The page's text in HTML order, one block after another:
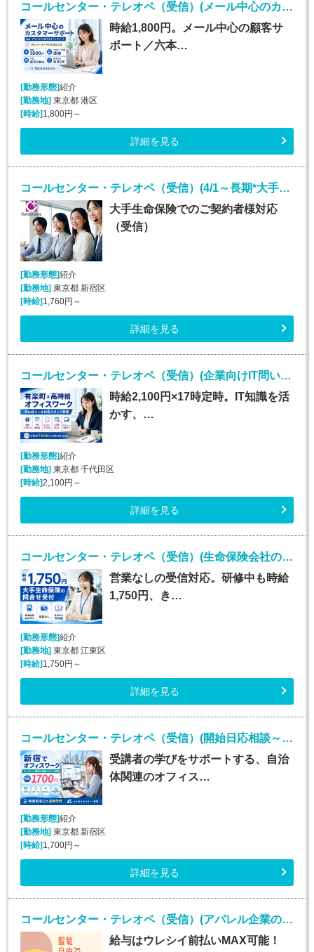
コールセンター・テレオペ（受信）(メール中心のカスタマーサポート)
時給1,800円。メール中心の顧客サ
ポート／六本…
[勤務形態]紹介
[勤務地]東京都 港区
[時給]1,800円～
詳細を見る
コールセンター・テレオペ（受信）(4/1～長期*大手生保お客様対応受電)
大手生命保険でのご契約者様対応
（受信）
[勤務形態]紹介
[勤務地] 東京都 新宿区
[時給] 1,760円～
詳細を見る
コールセンター・テレオペ（受信）(企業向けIT問い合わせ対応・メールサポート)
時給2,100円×17時定時。IT知識を活
かす、…
[勤務形態]紹介
[勤務地] 東京都 千代田区
[時給]2,100円～
詳細を見る
コールセンター・テレオペ（受信）(生命保険会社の問合せ受付／時給1750円／営業なし)
営業なしの受信対応。研修中も時給
1,750円、き…
[勤務形態]紹介
[勤務地] 東京都 江東区
[時給] 1,750円～
詳細を見る
コールセンター・テレオペ（受信）(開始日応相談～2027年1月末*オンライン研修受講サポート)
受講者の学びをサポートする、自治
体関連のオフィス…
[勤務形態]紹介
[勤務地] 東京都 新宿区
[時給] 1,700円～
詳細を見る
コールセンター・テレオペ（受信）(アパレル企業のコールセンターお問い合わせ対応業務)
給与はウレシイ前払いMAX可能！